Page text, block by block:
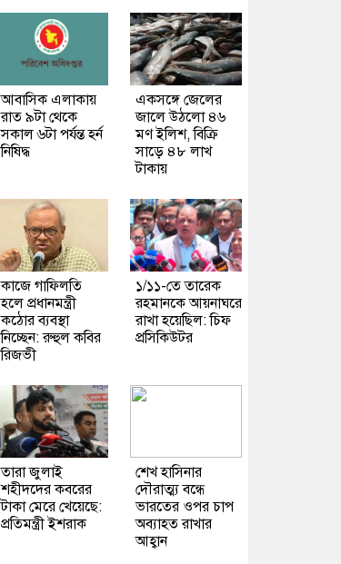
আবাসিক এলাকায়
রাত ৯টা থেকে
সকাল ৬টা পর্যন্ত হর্ন
নিষিদ্ধ
একসঙ্গে জেলের
জালে উঠলো ৪৬
মণ ইলিশ, বিক্রি
সাড়ে ৪৮ লাখ
টাকায়
কাজে গাফিলতি
হলে প্রধানমন্ত্রী
কঠোর ব্যবস্থা
নিচ্ছেন: রুহুল কবির
রিজভী
১/১১-তে তারেক
রহমানকে আয়নাঘরে
রাখা হয়েছিল: চিফ
প্রসিকিউটর
তারা জুলাই
শহীদদের কবরের
টাকা মেরে খেয়েছে:
প্রতিমন্ত্রী ইশরাক
শেখ হাসিনার
দৌরাত্ম্য বন্ধে
ভারতের ওপর চাপ
অব্যাহত রাখার
আহ্বান